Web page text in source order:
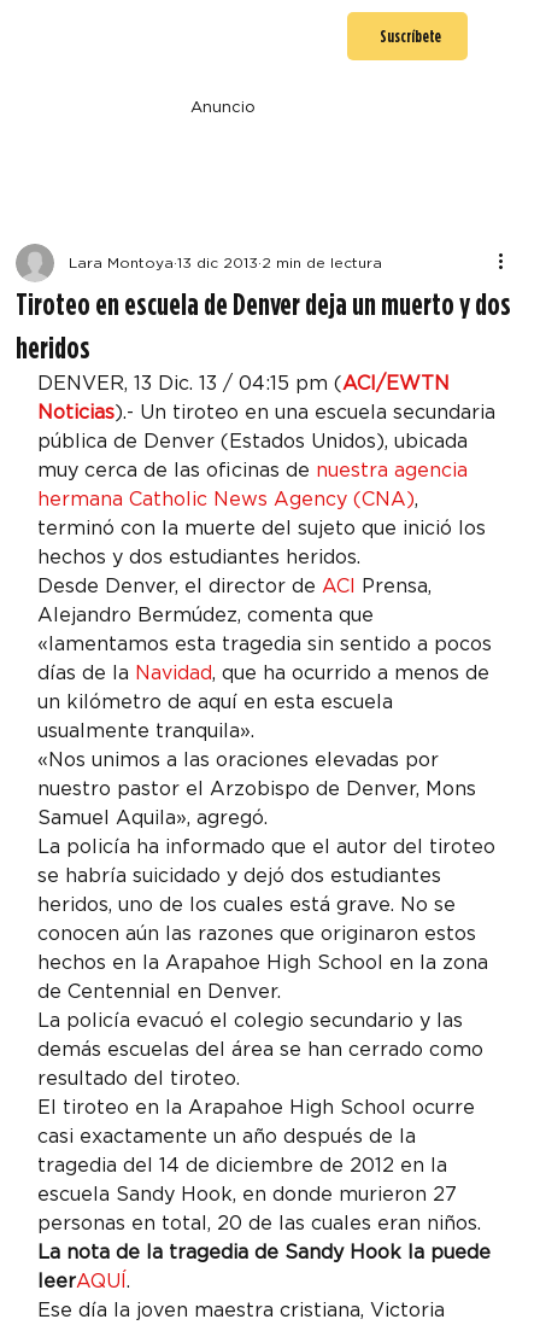
Suscríbete
Anuncio
Tiroteo en escuela de Denver deja un muerto y dos
heridos
Lara Montoya 13 dic 2013 2 min de lectura
DENVER, 13 Dic. 13 / 04:15 pm (ACI/EWTN
Noticias).- Un tiroteo en una escuela secundaria
pública de Denver (Estados Unidos), ubicada
muy cerca de las oficinas de nuestra agencia
hermana Catholic News Agency (CNA),
terminó con la muerte del sujeto que inició los
hechos y dos estudiantes heridos.
Desde Denver, el director de ACI Prensa,
Alejandro Bermúdez, comenta que
«lamentamos esta tragedia sin sentido a pocos
días de la Navidad, que ha ocurrido a menos de
un kilómetro de aquí en esta escuela
usualmente tranquila».
«Nos unimos a las oraciones elevadas por
nuestro pastor el Arzobispo de Denver, Mons
Samuel Aquila», agregó.
La policía ha informado que el autor del tiroteo
se habría suicidado y dejó dos estudiantes
heridos, uno de los cuales está grave. No se
conocen aún las razones que originaron estos
hechos en la Arapahoe High School en la zona
de Centennial en Denver.
La policía evacuó el colegio secundario y las
demás escuelas del área se han cerrado como
resultado del tiroteo.
El tiroteo en la Arapahoe High School ocurre
casi exactamente un año después de la
tragedia del 14 de diciembre de 2012 en la
escuela Sandy Hook, en donde murieron 27
personas en total, 20 de las cuales eran niños.
La nota de la tragedia de Sandy Hook la puede
leerAQUÍ.
Ese día la joven maestra cristiana, Victoria